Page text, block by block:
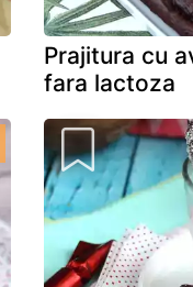
Prajitura cu
fara lactoza